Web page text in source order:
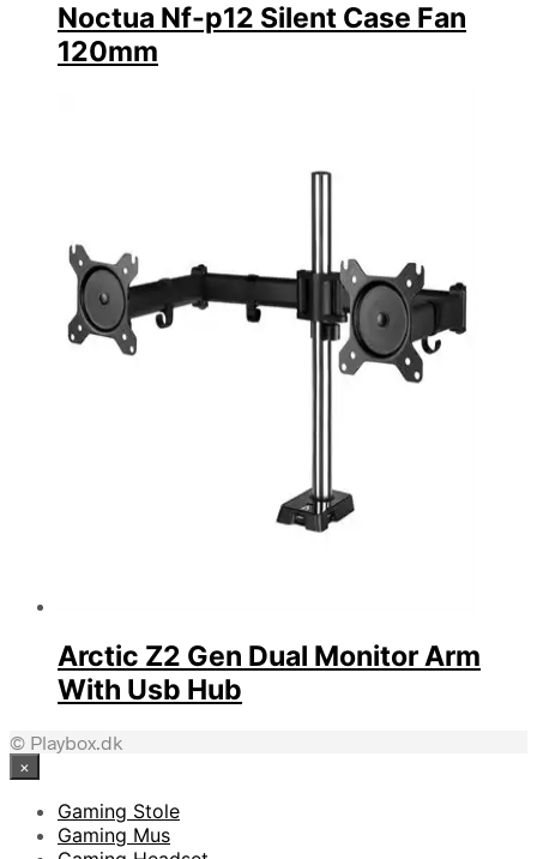
Noctua Nf-p12 Silent Case Fan
120mm
Arctic Z2 Gen Dual Monitor Arm
With Usb Hub
© Playbox.dk
×
Gaming Stole
Gaming Mus